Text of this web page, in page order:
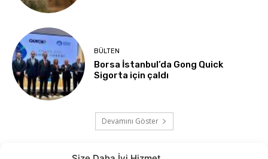
BÜLTEN
Borsa İstanbul’da Gong Quick
Sigorta için çaldı
Devamını Göster